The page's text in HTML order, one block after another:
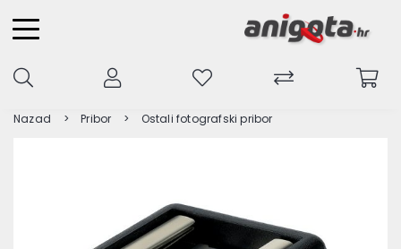
Nazad Pribor Ostali fotografski pribor